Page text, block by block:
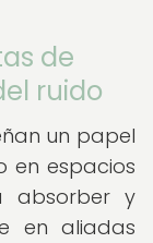
de
ruido
un papel
en espacios
absorber y
en aliadas